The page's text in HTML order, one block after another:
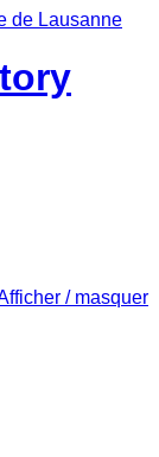
/ masquer